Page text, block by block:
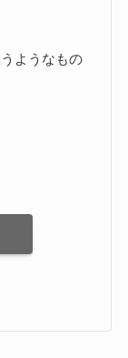
ようなもの